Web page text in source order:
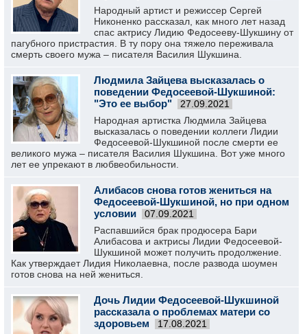
Народный артист и режиссер Сергей
Никоненко рассказал, как много лет назад
спас актрису Лидию Федосееву-Шукшину от
пагубного пристрастия. В ту пору она тяжело переживала
смерть своего мужа – писателя Василия Шукшина.
Людмила Зайцева высказалась о
поведении Федосеевой-Шукшиной:
"Это ее выбор"
27.09.2021
Народная артистка Людмила Зайцева
высказалась о поведении коллеги Лидии
Федосеевой-Шукшиной после смерти ее
великого мужа – писателя Василия Шукшина. Вот уже много
лет ее упрекают в любвеобильности.
Алибасов снова готов жениться на
Федосеевой-Шукшиной, но при одном
условии
07.09.2021
Распавшийся брак продюсера Бари
Алибасова и актрисы Лидии Федосеевой-
Шукшиной может получить продолжение.
Как утверждает Лидия Николаевна, после развода шоумен
готов снова на ней жениться.
Дочь Лидии Федосеевой-Шукшиной
рассказала о проблемах матери со
здоровьем
17.08.2021